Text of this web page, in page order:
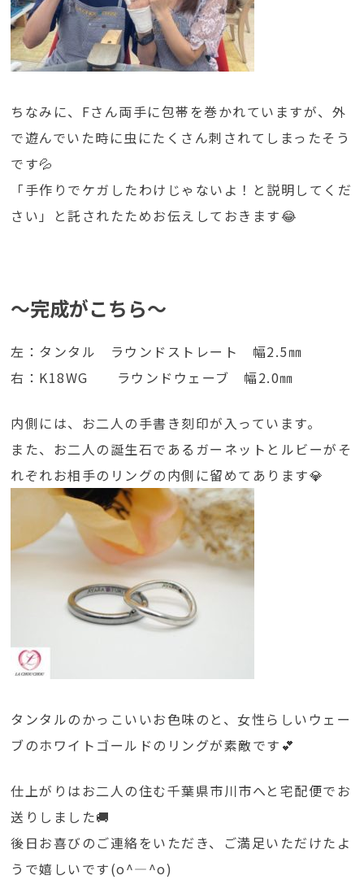
ちなみに、Fさん両手に包帯を巻かれていますが、外
で遊んでいた時に虫にたくさん刺されてしまったそう
です💦
「手作りでケガしたわけじゃないよ！と説明してくだ
さい」と託されたためお伝えしておきます😂
～完成がこちら～
左：タンタル ラウンドストレート 幅2.5㎜
右：K18WG ラウンドウェーブ 幅2.0㎜
内側には、お二人の手書き刻印が入っています。
また、お二人の誕生石であるガーネットとルビーがそ
れぞれお相手のリングの内側に留めてあります💎
タンタルのかっこいいお色味のと、女性らしいウェー
ブのホワイトゴールドのリングが素敵です💕
仕上がりはお二人の住む千葉県市川市へと宅配便でお
送りしました🚚
後日お喜びのご連絡をいただき、ご満足いただけたよ
うで嬉しいです(o^―^o)